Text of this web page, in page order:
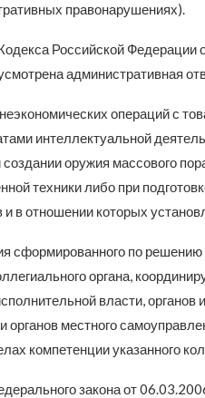
правонарушениях).
Российской Федерации
административная
операций с
интеллектуальной
оружия массового
техники либо при
и в отношении которых
сформированного по
органа,
власти, органов
органов местного
компетенции указанного
закона от